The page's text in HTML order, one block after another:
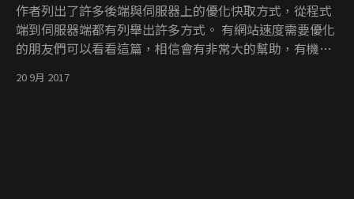
作者列出了許多後端與伺服器上的優化快取方式，從程式
端到伺服器端都有列舉出許多方式。 有網站速度需要優化
的朋友們可以看看這篇，相信會有非常大的幫助，有機會
快取 (Server-Side Cache) !
20 9月 2017